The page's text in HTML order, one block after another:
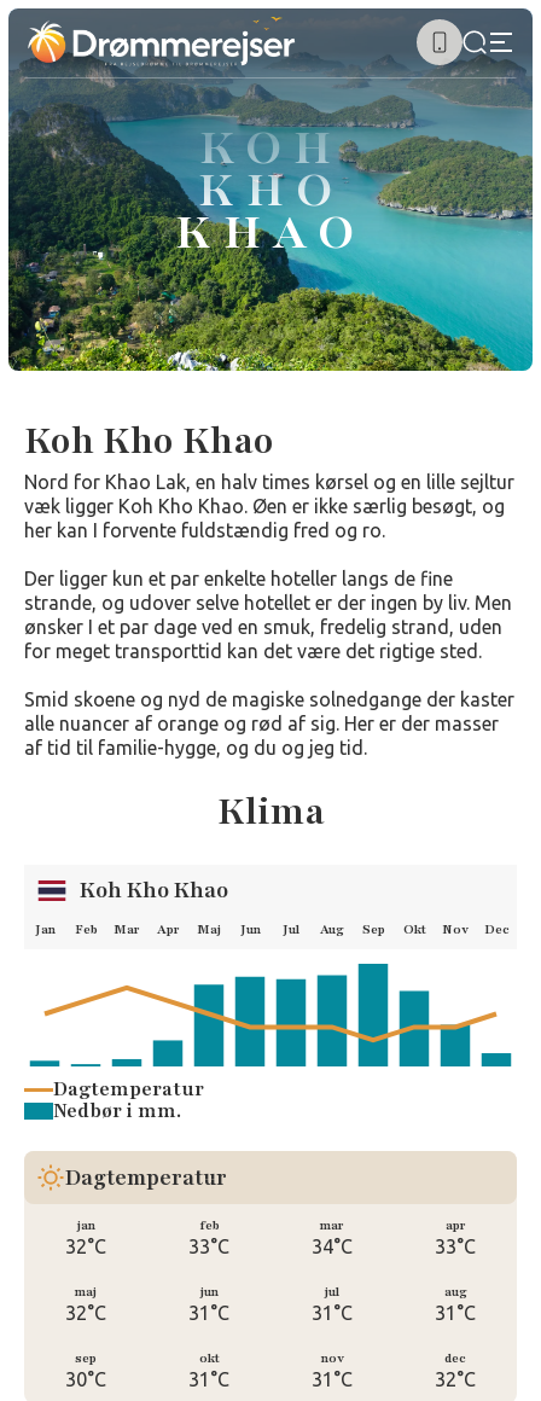
KOH
KHO
KHAO
Koh Kho Khao
Nord for Khao Lak, en halv times kørsel og en lille sejltur
væk ligger Koh Kho Khao. Øen er ikke særlig besøgt, og
her kan I forvente fuldstændig fred og ro.
Der ligger kun et par enkelte hoteller langs de fine
strande, og udover selve hotellet er der ingen by liv. Men
ønsker I et par dage ved en smuk, fredelig strand, uden
for meget transporttid kan det være det rigtige sted.
Smid skoene og nyd de magiske solnedgange der kaster
alle nuancer af orange og rød af sig. Her er der masser
af tid til familie-hygge, og du og jeg tid.
Klima
Koh Kho Khao
Jan Feb Mar Apr Maj Jun Jul Aug Sep Okt Nov Dec
Dagtemperatur
Nedbør i mm.
Dagtemperatur
jan
32°C
feb
33°C
mar
34°C
apr
33°C
maj
32°C
jun
31°C
jul
31°C
aug
31°C
sep
30°C
okt
31°C
nov
31°C
dec
32°C